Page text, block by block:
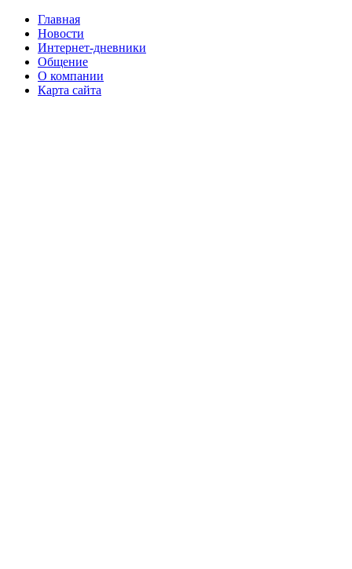
Главная
Новости
Интернет-дневники
Общение
О компании
Карта сайта